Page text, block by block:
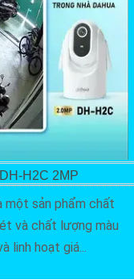
H2C 2MP
một sản phẩm chất
và chất lượng màu
linh hoạt giá...